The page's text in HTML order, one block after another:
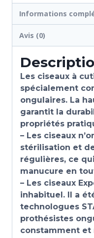
Informations
Avis (0)
Les ciseaux à
spécialement
ongulaires. La
garantit la
propriétés
– Les ciseaux
stérilisation et
régulières, ce
manucure en
– Les ciseaux
inhabituel. Il a
technologues
prothésistes
constamment et